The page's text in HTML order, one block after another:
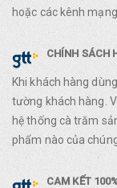
hoặc các kênh
CHÍNH SÁCH
Khi khách hàng
tường khách hàng.
hệ thống cà trăm
phẩm nào của
CAM KẾT